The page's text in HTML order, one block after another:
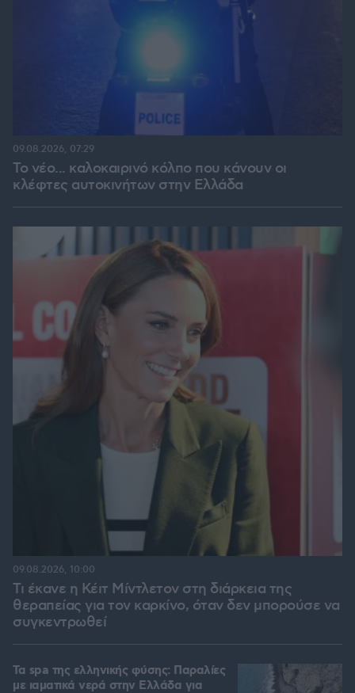
Το νέο... καλοκαιρινό κόλπο που κάνουν οι
κλέφτες αυτοκινήτων στην Ελλάδα
09.08.2026, 07:29
Τι έκανε η Κέιτ Μίντλετον στη διάρκεια της
θεραπείας για τον καρκίνο, όταν δεν μπορούσε να
συγκεντρωθεί
09.08.2026, 10:00
Τα spa της ελληνικής φύσης: Παραλίες
με ιαματικά νερά στην Ελλάδα για